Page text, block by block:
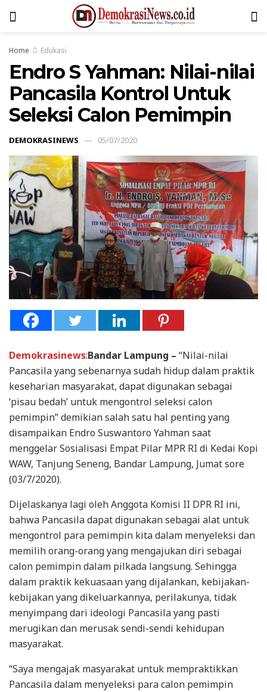
Home Edukasi
Endro S Yahman: Nilai-nilai
Pancasila Kontrol Untuk
Seleksi Calon Pemimpin
DEMOKRASINEWS 05/07/2020
Demokrasinews:Bandar Lampung – “Nilai-nilai
Pancasila yang sebenarnya sudah hidup dalam praktik
keseharian masyarakat, dapat digunakan sebagai
‘pisau bedah’ untuk mengontrol seleksi calon
pemimpin” demikian salah satu hal penting yang
disampaikan Endro Suswantoro Yahman saat
menggelar Sosialisasi Empat Pilar MPR RI di Kedai Kopi
WAW, Tanjung Seneng, Bandar Lampung, Jumat sore
(03/7/2020).
Dijelaskanya lagi oleh Anggota Komisi II DPR RI ini,
bahwa Pancasila dapat digunakan sebagai alat untuk
mengontrol para pemimpin kita dalam menyeleksi dan
memilih orang-orang yang mengajukan diri sebagai
calon pemimpin dalam pilkada langsung. Sehingga
dalam praktik kekuasaan yang dijalankan, kebijakan-
kebijakan yang dikeluarkannya, perilakunya, tidak
menyimpang dari ideologi Pancasila yang pasti
merugikan dan merusak sendi-sendi kehidupan
masyarakat.
“Saya mengajak masyarakat untuk mempraktikkan
Pancasila dalam menyeleksi para calon pemimpin